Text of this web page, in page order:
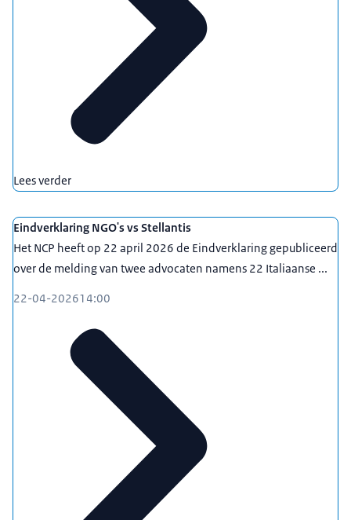
Lees verder
Eindverklaring NGO's vs Stellantis
Het NCP heeft op 22 april 2026 de Eindverklaring gepubliceerd
over de melding van twee advocaten namens 22 Italiaanse ...
22-04-202614:00